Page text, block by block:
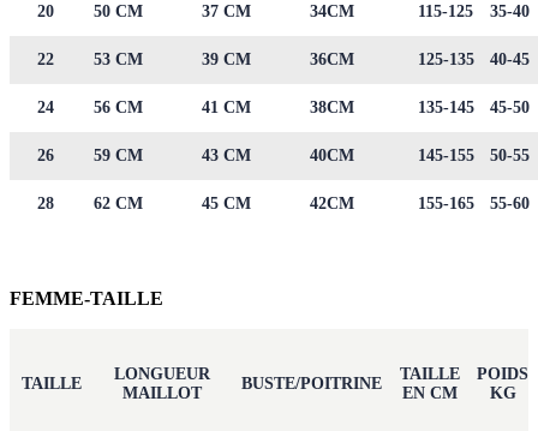
20 50 CM 37 CM 34CM 115-125 35-40
22 53 CM 39 CM 36CM 125-135 40-45
24 56 CM 41 CM 38CM 135-145 45-50
26 59 CM 43 CM 40CM 145-155 50-55
28 62 CM 45 CM 42CM 155-165 55-60
FEMME-TAILLE
TAILLE
LONGUEUR
MAILLOT
BUSTE/POITRINE
TAILLE
EN CM
POIDS
KG